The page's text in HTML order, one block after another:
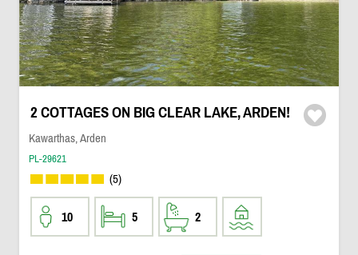
2 COTTAGES ON BIG CLEAR LAKE, ARDEN!
Kawarthas, Arden
PL-29621
(5)
10 5 2